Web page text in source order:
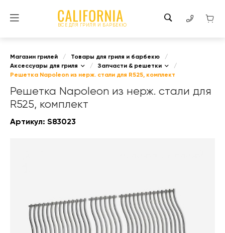
ВСЕ ДЛЯ ГРИЛЯ И БАРБЕКЮ
Магазин грилей / Товары для гриля и барбекю
/
Аксессуары для гриля
/ Запчасти & решетки
/
Решетка Napoleon из нерж. стали для R525, комплект
Решетка Napoleon из нерж. стали для
R525, комплект
Артикул: S83023